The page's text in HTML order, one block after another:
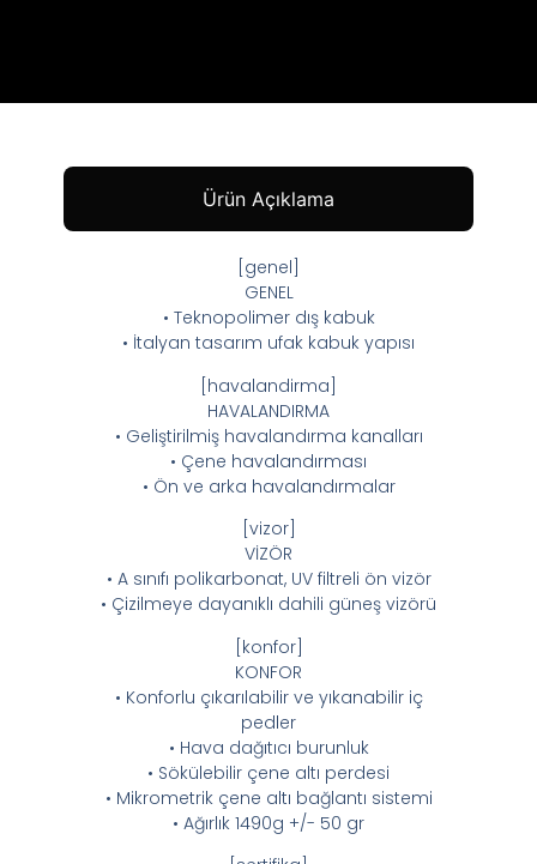
Ürün Açıklama
[genel]
GENEL
• Teknopolimer dış kabuk
• İtalyan tasarım ufak kabuk yapısı
[havalandirma]
HAVALANDIRMA
• Geliştirilmiş havalandırma kanalları
• Çene havalandırması
• Ön ve arka havalandırmalar
[vizor]
VİZÖR
• A sınıfı polikarbonat, UV filtreli ön vizör
• Çizilmeye dayanıklı dahili güneş vizörü
[konfor]
KONFOR
• Konforlu çıkarılabilir ve yıkanabilir iç
pedler
• Hava dağıtıcı burunluk
• Sökülebilir çene altı perdesi
• Mikrometrik çene altı bağlantı sistemi
• Ağırlık 1490g +/- 50 gr